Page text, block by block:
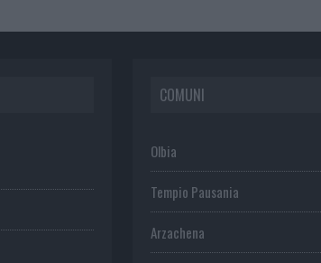
COMUNI
Olbia
Tempio Pausania
Arzachena